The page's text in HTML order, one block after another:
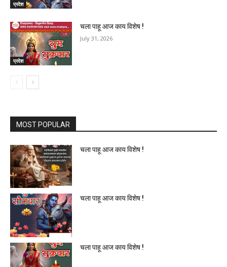
प्रदेश
प्रदेश
चला पाहू आज काय विशेष !
July 31, 2026
MOST POPULAR
चला पाहू आज काय विशेष !
चला पाहू आज काय विशेष !
चला पाहू आज काय विशेष !